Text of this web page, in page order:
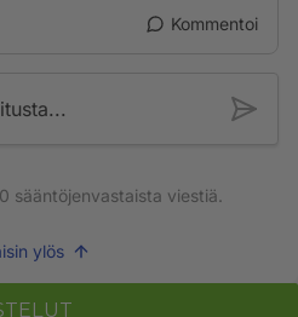
Kommentoi
0 sääntöjenvastaista viestiä.
ylös